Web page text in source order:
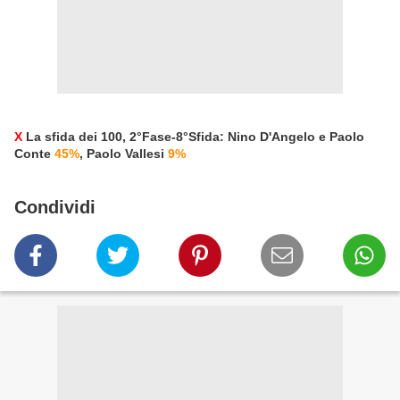
X La sfida dei 100, 2°Fase-8°Sfida: Nino D'Angelo e Paolo
Conte 45%, Paolo Vallesi 9%
Condividi